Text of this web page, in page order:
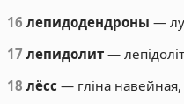
16 лепидодендроны —
17 лепидолит —
18 лёсс — гліна навейная,